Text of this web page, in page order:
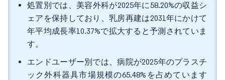
処置別では、美容外科が2025年に58.20%の収益シ
ェアを保持しており、乳房再建は2031年にかけて
年平均成長率10.37%で拡大すると予測されていま
す。
エンドユーザー別では、病院が2025年のプラスチ
ック外科器具市場規模の65.48%を占めています